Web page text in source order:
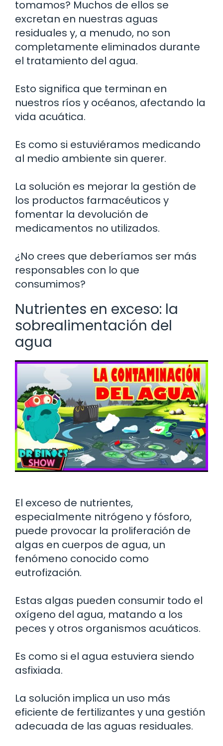
tomamos? Muchos de ellos se
excretan en nuestras aguas
residuales y, a menudo, no son
completamente eliminados durante
el tratamiento del agua.
Esto significa que terminan en
nuestros ríos y océanos, afectando la
vida acuática.
Es como si estuviéramos medicando
al medio ambiente sin querer.
La solución es mejorar la gestión de
los productos farmacéuticos y
fomentar la devolución de
medicamentos no utilizados.
¿No crees que deberíamos ser más
responsables con lo que
consumimos?
Nutrientes en exceso: la
sobrealimentación del
agua
El exceso de nutrientes,
especialmente nitrógeno y fósforo,
puede provocar la proliferación de
algas en cuerpos de agua, un
fenómeno conocido como
eutrofización.
Estas algas pueden consumir todo el
oxígeno del agua, matando a los
peces y otros organismos acuáticos.
Es como si el agua estuviera siendo
asfixiada.
La solución implica un uso más
eficiente de fertilizantes y una gestión
adecuada de las aguas residuales.